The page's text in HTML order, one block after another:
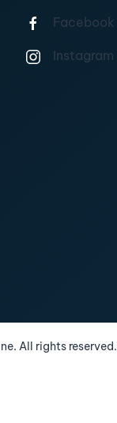
Facebook
Instagram
All rights reserved.